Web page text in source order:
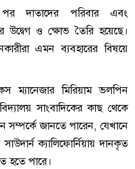
দাতাদের পরিবার এবং
উদ্বেগ ও ক্ষোভ তৈরি হয়েছে।
এমন ব্যবহারের বিষয়ে
ম্যানেজার মিরিয়াম ভলপিন
সাংবাদিকের কাছ থেকে
সম্পর্কে জানতে পারেন, যেখানে
ক্যালিফোর্নিয়ায় দানকৃত
হতে পারে।